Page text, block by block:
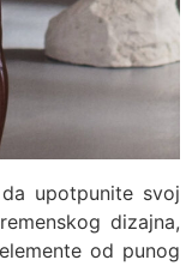
upotpunite svoj
dizajna,
od punog